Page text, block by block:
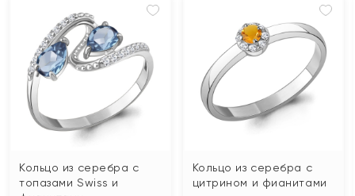
Кольцо из серебра с
топазами Swiss и
Кольцо из серебра с
цитрином и фианитами